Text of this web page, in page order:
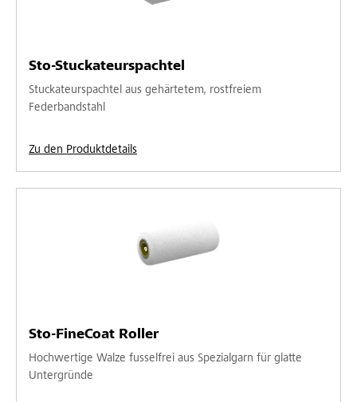
Sto-Stuckateurspachtel
Stuckateurspachtel aus gehärtetem, rostfreiem
Federbandstahl
Zu den Produktdetails
Sto-FineCoat Roller
Hochwertige Walze fusselfrei aus Spezialgarn für glatte
Untergründe